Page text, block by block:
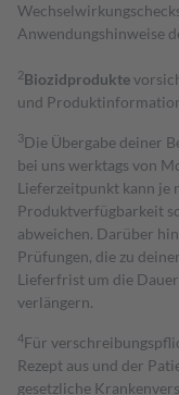
Anwendungshinweise
2Biozidprodukte
und
3Die Übergabe deiner
bei uns werktags von
Lieferzeitpunkt kann je
Produktverfügbarkeit
abweichen. Darüber
Prüfungen, die zu
Lieferfrist um die
verlängern.
4Für
Rezept aus und der
gesetzliche